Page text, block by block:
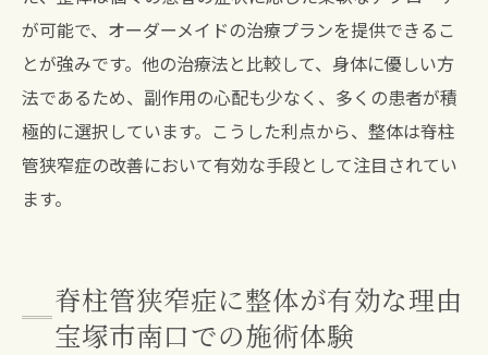
が可能で、オーダーメイドの治療プランを提供できるこ
とが強みです。他の治療法と比較して、身体に優しい方
法であるため、副作用の心配も少なく、多くの患者が積
極的に選択しています。こうした利点から、整体は脊柱
管狭窄症の改善において有効な手段として注目されてい
ます。
脊柱管狭窄症に整体が有効な理由
宝塚市南口での施術体験